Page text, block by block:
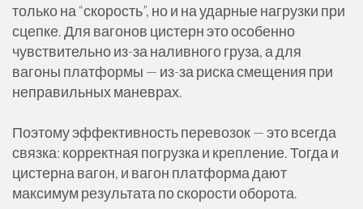
только на “скорость”, но и на ударные нагрузки при
сцепке. Для вагонов цистерн это особенно
чувствительно из-за наливного груза, а для
вагоны платформы — из-за риска смещения при
неправильных маневрах.
Поэтому эффективность перевозок — это всегда
связка: корректная погрузка и крепление. Тогда и
цистерна вагон, и вагон платформа дают
максимум результата по скорости оборота.